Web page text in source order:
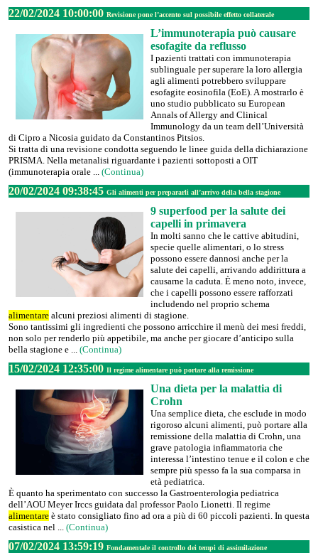
22/02/2024 10:00:00 Revisione pone l’accento sul possibile effetto collaterale
L’immunoterapia può causare
esofagite da reflusso
I pazienti trattati con immunoterapia
sublinguale per superare la loro allergia
agli alimenti potrebbero sviluppare
esofagite eosinofila (EoE). A mostrarlo è
uno studio pubblicato su European
Annals of Allergy and Clinical
Immunology da un team dell’Università
di Cipro a Nicosia guidato da Constantinos Pitsios.
Si tratta di una revisione condotta seguendo le linee guida della dichiarazione
PRISMA. Nella metanalisi riguardante i pazienti sottoposti a OIT
(immunoterapia orale ... (Continua)
20/02/2024 09:38:45 Gli alimenti per prepararli all’arrivo della bella stagione
9 superfood per la salute dei
capelli in primavera
In molti sanno che le cattive abitudini,
specie quelle alimentari, o lo stress
possono essere dannosi anche per la
salute dei capelli, arrivando addirittura a
causarne la caduta. È meno noto, invece,
che i capelli possono essere rafforzati
includendo nel proprio schema
alimentare alcuni preziosi alimenti di stagione.
Sono tantissimi gli ingredienti che possono arricchire il menù dei mesi freddi,
non solo per renderlo più appetibile, ma anche per giocare d’anticipo sulla
bella stagione e ... (Continua)
15/02/2024 12:35:00 Il regime alimentare può portare alla remissione
Una dieta per la malattia di
Crohn
Una semplice dieta, che esclude in modo
rigoroso alcuni alimenti, può portare alla
remissione della malattia di Crohn, una
grave patologia infiammatoria che
interessa l’intestino tenue e il colon e che
sempre più spesso fa la sua comparsa in
età pediatrica.
È quanto ha sperimentato con successo la Gastroenterologia pediatrica
dell’AOU Meyer Irccs guidata dal professor Paolo Lionetti. Il regime
alimentare è stato consigliato fino ad ora a più di 60 piccoli pazienti. In questa
casistica nel ... (Continua)
07/02/2024 13:59:19 Fondamentale il controllo dei tempi di assimilazione